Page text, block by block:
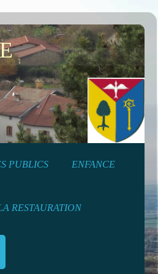
PUBLICS ENFANCE
RESTAURATION